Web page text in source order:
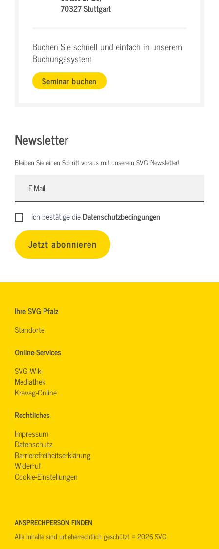
70327 Stuttgart
Buchen Sie schnell und einfach in unserem
Buchungssystem
Seminar buchen
Newsletter
Bleiben Sie einen Schritt voraus mit unserem SVG Newsletter!
Ich bestätige dieDatenschutzbedingungen
Jetzt abonnieren
Ihre SVG Pfalz
Standorte
Online-Services
SVG-Wiki
Mediathek
Kravag-Online
Rechtliches
Impressum
Datenschutz
Barrierefreiheitserklärung
Widerruf
Cookie-Einstellungen
ANSPRECHPERSON FINDEN
Alle Inhalte sind urheberrechtlich geschützt. © 2026 SVG